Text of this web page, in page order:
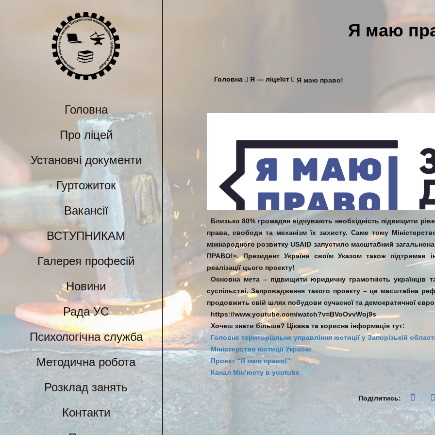
Головна
Про ліцей
Установчі документи
Гуртожиток
Вакансії
ВСТУПНИКАМ
Галерея професій
Новини
Рада УС
Психологічна служба
Методична робота
Розклад занять
Контакти
Я маю
Головна Я — ліцеїст Я маю право!
Близько 80% громадян відчувають необхідність підвищити
права, свободи та механізм їх захисту. Саме тому
міжнародного розвитку USAID запустило масштабний
ПРАВО!». Президент України своїм Указом також підтримав
реалізації цього проекту!
Основна мета – підвищити юридичну грамотність
суспільстві. Запровадження такого проекту – це масштабна
продовжить свій шлях побудови сучасної та демократичної
https://www.youtube.com/watch?v=BVoOvvWoj9s
Хочеш знати більше? Цікава та корисна інформація тут:
Головне територіальне управління юстиції у Запорізькій
Міністерство юстиції України
Проект “Я маю право!”
Канал Мін’юсту в youtube
Поділитись: